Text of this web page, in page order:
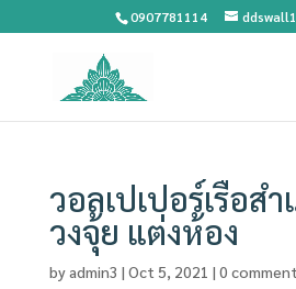
0907781114
วอลเปเปอร์เรือสำ
วงจุ้ย แต่งห้อง
byadmin3 | Oct 5, 2021 | 0